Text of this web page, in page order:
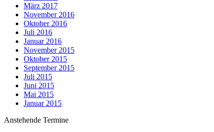
März 2017
November 2016
Oktober 2016
Juli 2016
Januar 2016
November 2015
Oktober 2015
September 2015
Juli 2015
Juni 2015
Mai 2015
Januar 2015
Anstehende Termine